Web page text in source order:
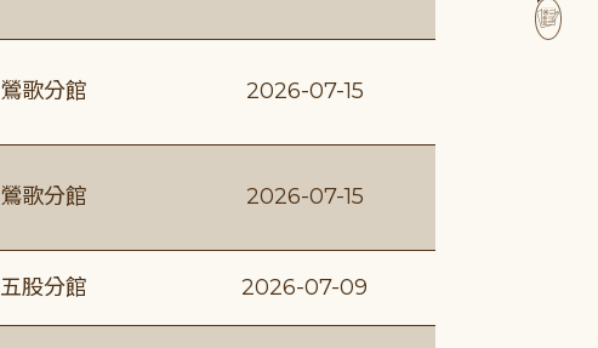
鶯歌分館 2026-07-15
鶯歌分館 2026-07-15
五股分館 2026-07-09